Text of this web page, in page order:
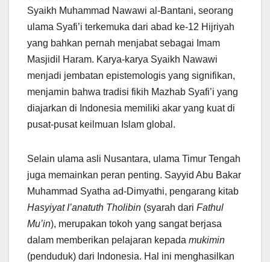
Syaikh Muhammad Nawawi al-Bantani, seorang
ulama Syafi’i terkemuka dari abad ke-12 Hijriyah
yang bahkan pernah menjabat sebagai Imam
Masjidil Haram. Karya-karya Syaikh Nawawi
menjadi jembatan epistemologis yang signifikan,
menjamin bahwa tradisi fikih Mazhab Syafi’i yang
diajarkan di Indonesia memiliki akar yang kuat di
pusat-pusat keilmuan Islam global.
Selain ulama asli Nusantara, ulama Timur Tengah
juga memainkan peran penting. Sayyid Abu Bakar
Muhammad Syatha ad-Dimyathi, pengarang kitab
Hasyiyat I’anatuth Tholibin (syarah dari Fathul
Mu’in), merupakan tokoh yang sangat berjasa
dalam memberikan pelajaran kepada mukimin
(penduduk) dari Indonesia. Hal ini menghasilkan